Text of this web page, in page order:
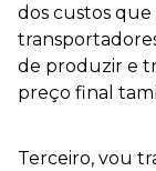
dos custos
de produzir e
preço final
Terceiro, vou